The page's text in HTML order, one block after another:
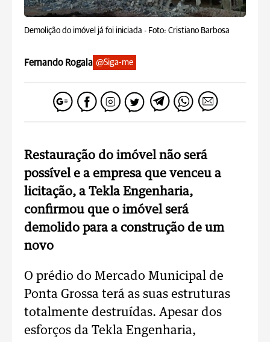
Demolição do imóvel já foi iniciada - Foto: Cristiano Barbosa
Fernando Rogala @Siga-me
Restauração do imóvel não será
possível e a empresa que venceu a
licitação, a Tekla Engenharia,
confirmou que o imóvel será
demolido para a construção de um
novo
O prédio do Mercado Municipal de
Ponta Grossa terá as suas estruturas
totalmente destruídas. Apesar dos
esforços da Tekla Engenharia,